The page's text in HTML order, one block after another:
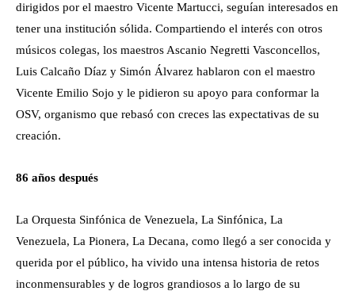
dirigidos por el maestro Vicente Martucci, seguían interesados en
tener una institución sólida. Compartiendo el interés con otros
músicos colegas, los maestros Ascanio Negretti Vasconcellos,
Luis Calcaño Díaz y Simón Álvarez hablaron con el maestro
Vicente Emilio Sojo y le pidieron su apoyo para conformar la
OSV, organismo que rebasó con creces las expectativas de su
creación.
86 años después
La Orquesta Sinfónica de Venezuela, La Sinfónica, La
Venezuela, La Pionera, La Decana, como llegó a ser conocida y
querida por el público, ha vivido una intensa historia de retos
inconmensurables y de logros grandiosos a lo largo de su